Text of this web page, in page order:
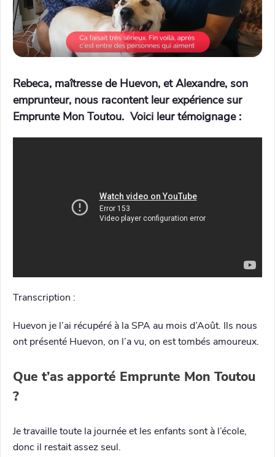
Rebeca, maîtresse de Huevon, et Alexandre, son
emprunteur, nous racontent leur expérience sur
Emprunte Mon Toutou. Voici leur témoignage :
Transcription :
Huevon je l’ai récupéré à la SPA au mois d’Août. Ils nous
ont présenté Huevon, on l’a vu, on est tombés amoureux.
Que t’as apporté Emprunte Mon Toutou
?
Je travaille toute la journée et les enfants sont à l’école,
donc il restait assez seul.